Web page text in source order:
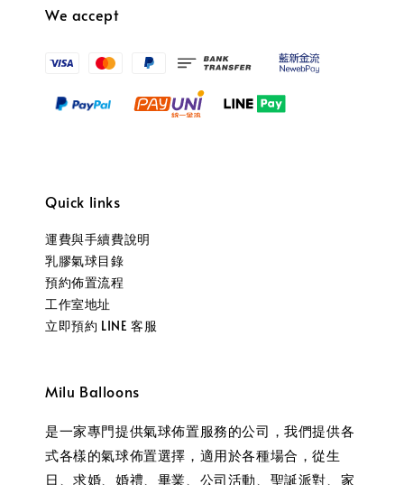
We accept
Quick links
運費與手續費說明
乳膠氣球目錄
預約佈置流程
工作室地址
立即預約 LINE 客服
Milu Balloons
是一家專門提供氣球佈置服務的公司，我們提供各
式各樣的氣球佈置選擇，適用於各種場合，從生
日、求婚、婚禮、畢業、公司活動、聖誕派對、家